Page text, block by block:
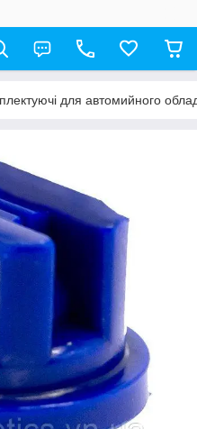
для автомийного